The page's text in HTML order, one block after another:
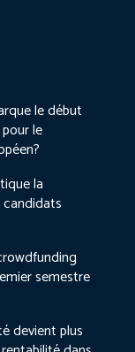
le début
le
la
semestre
devient plus